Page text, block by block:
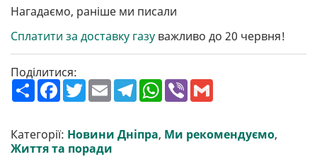
Нагадаємо, раніше ми писали
Сплатити за доставку газу важливо до 20 червня!
Поділитися:
П
о
ш
р
и
т
F
a
c
b
o
o
T
w
t
e
r
E
m
a
l
T
e
g
r
W
h
a
s
A
V
b
r l
Категорії: Новини Дніпра, Ми рекомендуємо,
Життя та поради